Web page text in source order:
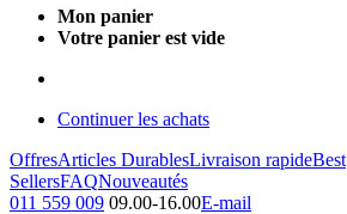
Mon panier
Votre panier est vide
Continuer les achats
OffresArticles DurablesLivraison rapideBest
SellersFAQNouveautés
011 559 009 09.00-16.00E-mail